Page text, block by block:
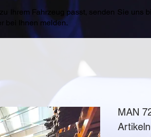
Ihrem Fahrzeug passt, senden Sie uns
bei Ihnen melden.
MAN